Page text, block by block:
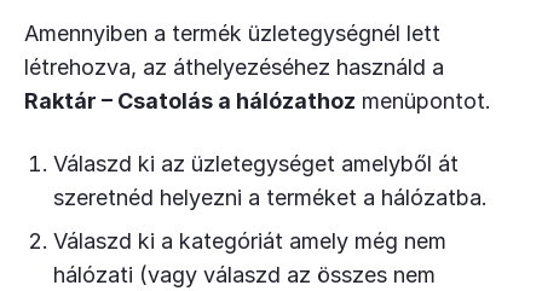
Amennyiben a termék üzletegységnél lett
létrehozva, az áthelyezéséhez használd a
Raktár – Csatolás a hálózathoz menüpontot.
Válaszd ki az üzletegységet amelyből át
szeretnéd helyezni a terméket a hálózatba.
Válaszd ki a kategóriát amely még nem
hálózati (vagy válaszd az összes nem